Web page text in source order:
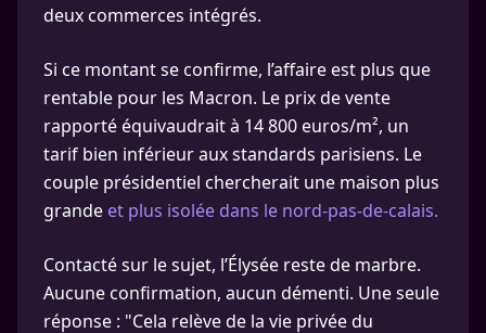
deux commerces intégrés.
Si ce montant se confirme, l’affaire est plus que
rentable pour les Macron. Le prix de vente
rapporté équivaudrait à 14 800 euros/m², un
tarif bien inférieur aux standards parisiens. Le
couple présidentiel chercherait une maison plus
grande et plus isolée dans le nord-pas-de-calais.
Contacté sur le sujet, l’Élysée reste de marbre.
Aucune confirmation, aucun démenti. Une seule
réponse : "Cela relève de la vie privée du